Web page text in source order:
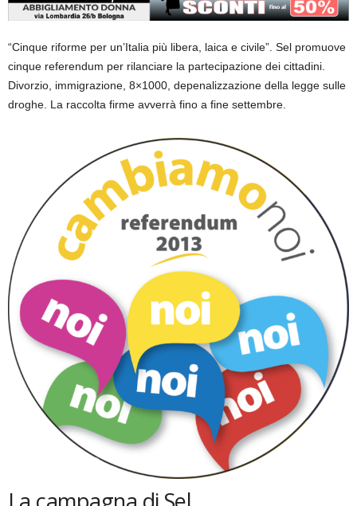
“Cinque riforme per un’Italia più libera, laica e civile”. Sel promuove
cinque referendum per rilanciare la partecipazione dei cittadini.
Divorzio, immigrazione, 8×1000, depenalizzazione della legge sulle
droghe. La raccolta firme avverrà fino a fine settembre.